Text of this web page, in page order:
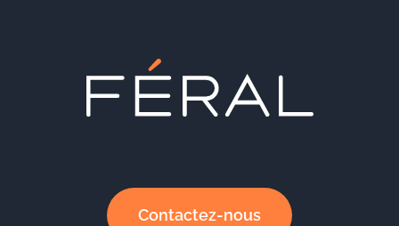
Contactez-nous